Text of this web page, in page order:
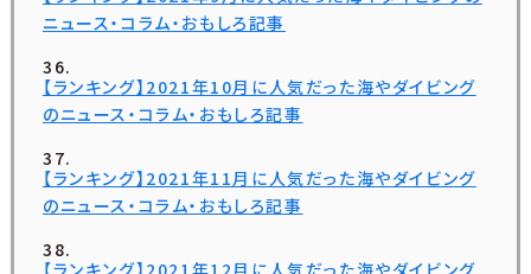
ニュース・コラム・おもしろ記事
【ランキング】2021年10月に人気だった海やダイビング
のニュース・コラム・おもしろ記事
【ランキング】2021年11月に人気だった海やダイビング
のニュース・コラム・おもしろ記事